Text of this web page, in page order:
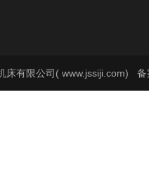
床有限公司( www.jssiji.com) 备